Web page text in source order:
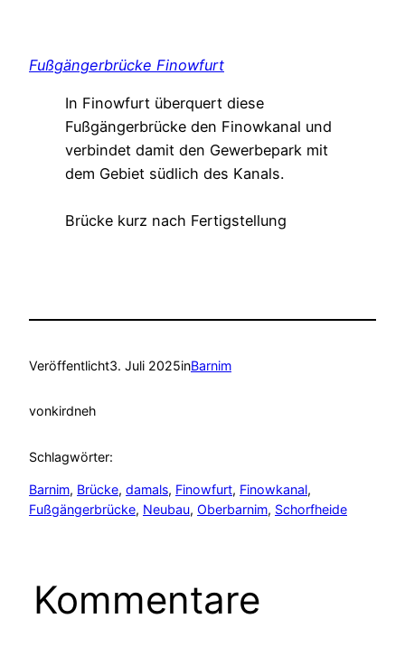
Fußgängerbrücke Finowfurt
In Finowfurt überquert diese
Fußgängerbrücke den Finowkanal und
verbindet damit den Gewerbepark mit
dem Gebiet südlich des Kanals.
Brücke kurz nach Fertigstellung
Veröffentlicht3. Juli 2025inBarnim
vonkirdneh
Schlagwörter:
Barnim, Brücke, damals, Finowfurt, Finowkanal
Fußgängerbrücke, Neubau, Oberbarnim, Schorfheide
Kommentare